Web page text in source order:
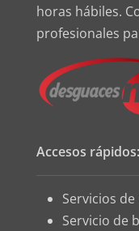
horas hábiles.
profesionales
Accesos rápidos:
Servicios de
Servicio de